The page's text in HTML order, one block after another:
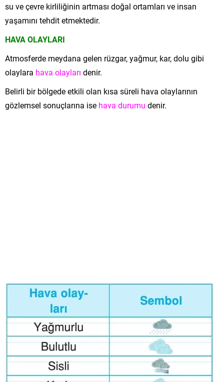
su ve çevre kirliliğinin artması doğal ortamları ve insan
yaşamını tehdit etmektedir.
HAVA OLAYLARI
Atmosferde meydana gelen rüzgar, yağmur, kar, dolu gibi
olaylara hava olayları denir.
Belirli bir bölgede etkili olan kısa süreli hava olaylarının
gözlemsel sonuçlarına ise hava durumu denir.